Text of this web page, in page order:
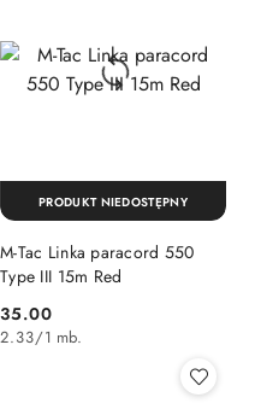
M-Tac Linka paracord 550
Type III 15m Red
Cena:
35.00
2.33/1 mb.
PRODUKT NIEDOSTĘPNY